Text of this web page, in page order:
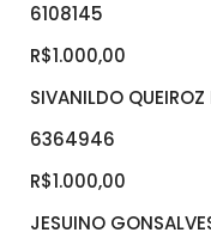
6108145
R$1.000,00
SIVANILDO
6364946
R$1.000,00
JESUINO